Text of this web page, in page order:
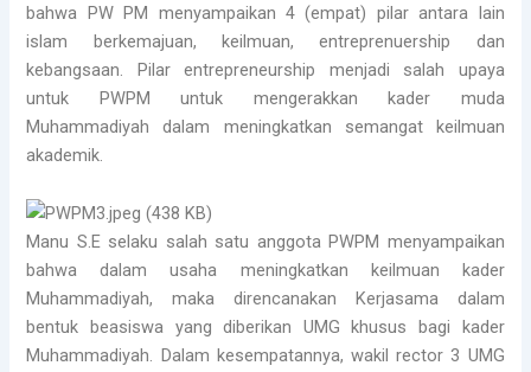
bahwa PW PM menyampaikan 4 (empat) pilar antara lain
islam berkemajuan, keilmuan, entreprenuership dan
kebangsaan. Pilar entrepreneurship menjadi salah upaya
untuk PWPM untuk mengerakkan kader muda
Muhammadiyah dalam meningkatkan semangat keilmuan
akademik.
Manu S.E selaku salah satu anggota PWPM menyampaikan
bahwa dalam usaha meningkatkan keilmuan kader
Muhammadiyah, maka direncanakan Kerjasama dalam
bentuk beasiswa yang diberikan UMG khusus bagi kader
Muhammadiyah. Dalam kesempatannya, wakil rector 3 UMG